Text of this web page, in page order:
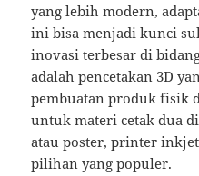
yang lebih modern,
ini bisa menjadi kunci
inovasi terbesar di
adalah pencetakan 3D
pembuatan produk fisik
untuk materi cetak dua
atau poster, printer
pilihan yang populer.